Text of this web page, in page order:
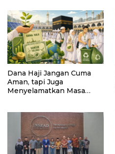
Dana Haji Jangan Cuma
Aman, tapi Juga
Menyelamatkan Masa